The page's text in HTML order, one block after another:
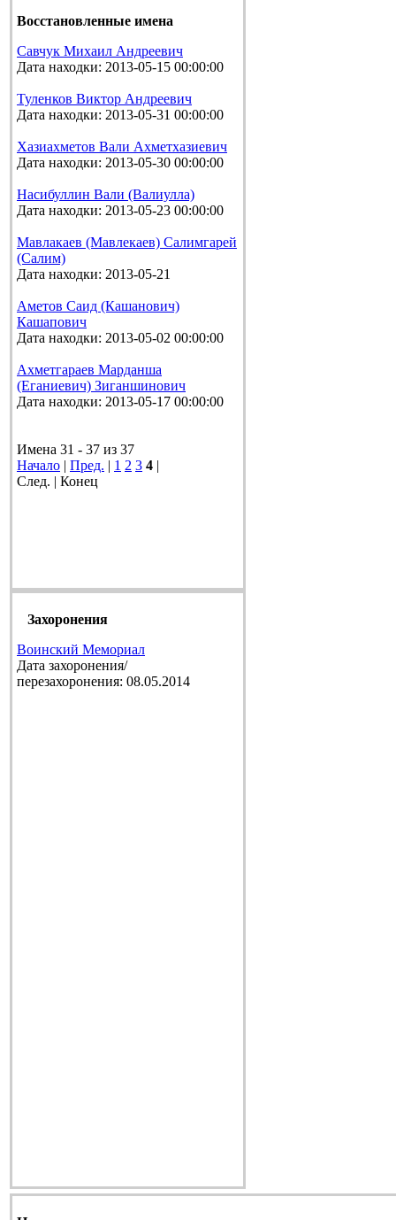
Восстановленные имена
Савчук Михаил Андреевич
Дата находки: 2013-05-15 00:00:00
Туленков Виктор Андреевич
Дата находки: 2013-05-31 00:00:00
Хазиахметов Вали Ахметхазиевич
Дата находки: 2013-05-30 00:00:00
Насибуллин Вали (Валиулла)
Дата находки: 2013-05-23 00:00:00
Мавлакаев (Мавлекаев) Салимгарей
(Салим)
Дата находки: 2013-05-21
Аметов Саид (Кашанович)
Кашапович
Дата находки: 2013-05-02 00:00:00
Ахметгараев Марданша
(Еганиевич) Зиганшинович
Дата находки: 2013-05-17 00:00:00
Имена 31 - 37 из 37
Начало | Пред. | 1 2 3 4 |
След. | Конец
Захоронения
Воинский Мемориал
Дата захоронения/
перезахоронения: 08.05.2014